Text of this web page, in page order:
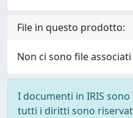
File in questo prodotto:
Non ci sono file
I documenti in IRIS
tutti i diritti sono